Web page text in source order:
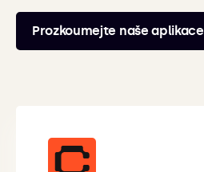
Prozkoumejte naše aplikace